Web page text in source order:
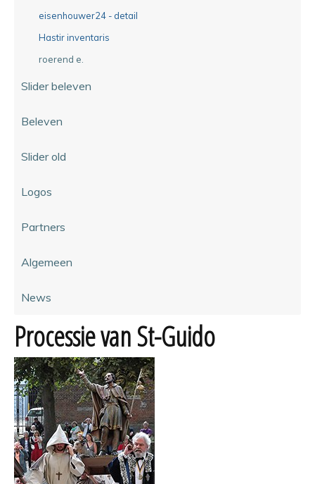
eisenhouwer24 - detail
Hastir inventaris
roerend e.
Slider beleven
Beleven
Slider old
Logos
Partners
Algemeen
News
Processie van St-Guido